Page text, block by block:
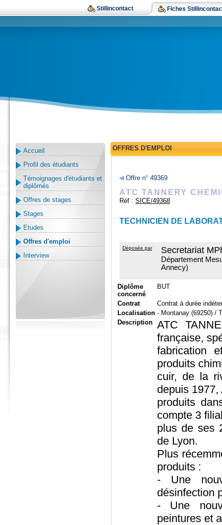
Stillincontact Fiches
Accueil
Profil des étudiants
Témoignages d'étudiants et
diplômés
Offres de stages
Stages
Etudes
Offres d'emploi
Interview
OFFRES D'EMPLOI
Offre n° 49369
ATC TANNERY
Réf : SICE/49368
TECHNICIEN DE
Déposée par Secretariat
Département
Annecy)
Diplôme
concerné
BUT
Contrat
Contrat à durée
Localisation - Montanay (69250) /
Description ATC
française,
fabrication
produits
cuir, de la
depuis 1977,
produits
compte 3
plus de ses
de Lyon.
Plus
produits :
- Une
désinfection
- Une
peintures et